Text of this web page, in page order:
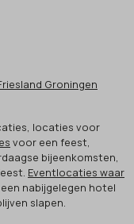
Groningen
locaties voor
voor een feest,
bijeenkomsten,
Eventlocaties waar
nabijgelegen hotel
slapen.